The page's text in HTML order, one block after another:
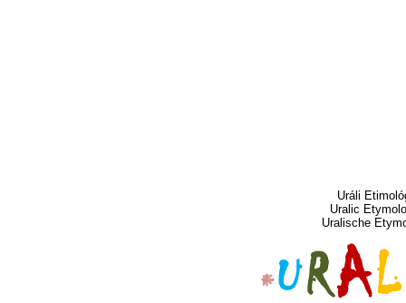
Uráli
Uralic
Uralische